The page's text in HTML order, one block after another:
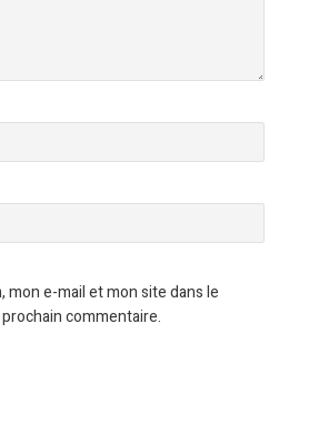
mon e-mail et mon site dans le
commentaire.